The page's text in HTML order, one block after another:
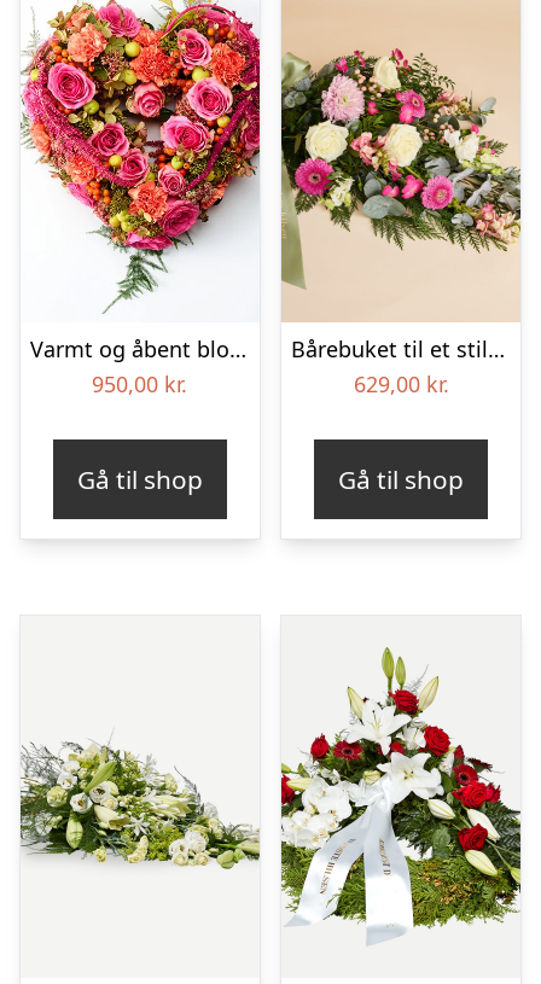
Varmt og åbent blomsterhjerte – Blomster til begravelse
950,00 kr.
Gå til shop
Bårebuket til et stille farvel med bånd
629,00 kr.
Gå til shop